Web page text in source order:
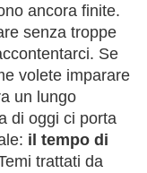
ancora finite.
senza troppe
Se
volete imparare
un lungo
di oggi ci porta
il tempo di
trattati da